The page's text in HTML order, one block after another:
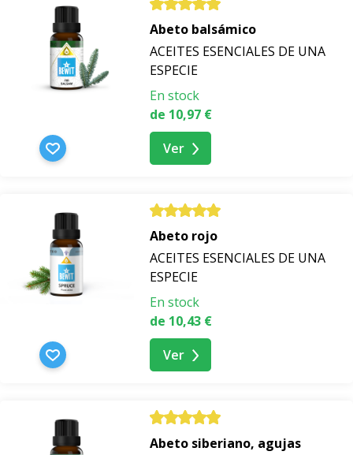
Abeto balsámico
ACEITES ESENCIALES DE UNA
ESPECIE
En stock
de 10,97 €
Ver
Abeto rojo
ACEITES ESENCIALES DE UNA
ESPECIE
En stock
de 10,43 €
Ver
Abeto siberiano, agujas